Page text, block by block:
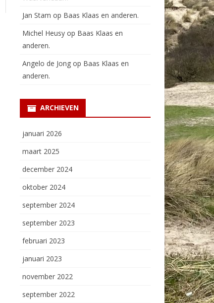
Jan Stam op Baas Klaas en anderen.
Michel Heusyop Baas Klaas en
anderen.
Angelo de Jongop Baas Klaas en
anderen.
ARCHIEVEN
januari 2026
maart 2025
december 2024
oktober 2024
september 2024
september 2023
februari 2023
januari 2023
november 2022
september 2022